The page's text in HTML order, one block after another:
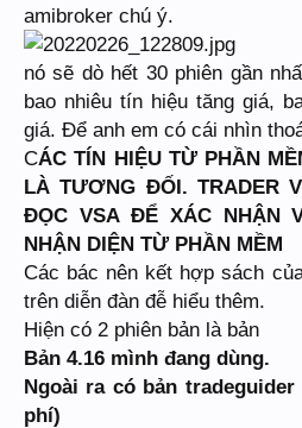
amibroker chú ý.
nó sẽ dò hết 30 phiên gần
bao nhiêu tín hiệu tăng giá,
giá. Để anh em có cái nhìn
CÁC TÍN HIỆU TỪ PHẦN
LÀ TƯƠNG ĐỐI. TRADER
ĐỌC VSA ĐỂ XÁC NHẬN
NHẬN DIỆN TỪ PHẦN MỀM
Các bác nên kết hợp sách
trên diễn đàn đễ hiểu thêm.
Hiện có 2 phiên bản là bản
Bản 4.16 mình đang dùng.
Ngoài ra có bản
phí)